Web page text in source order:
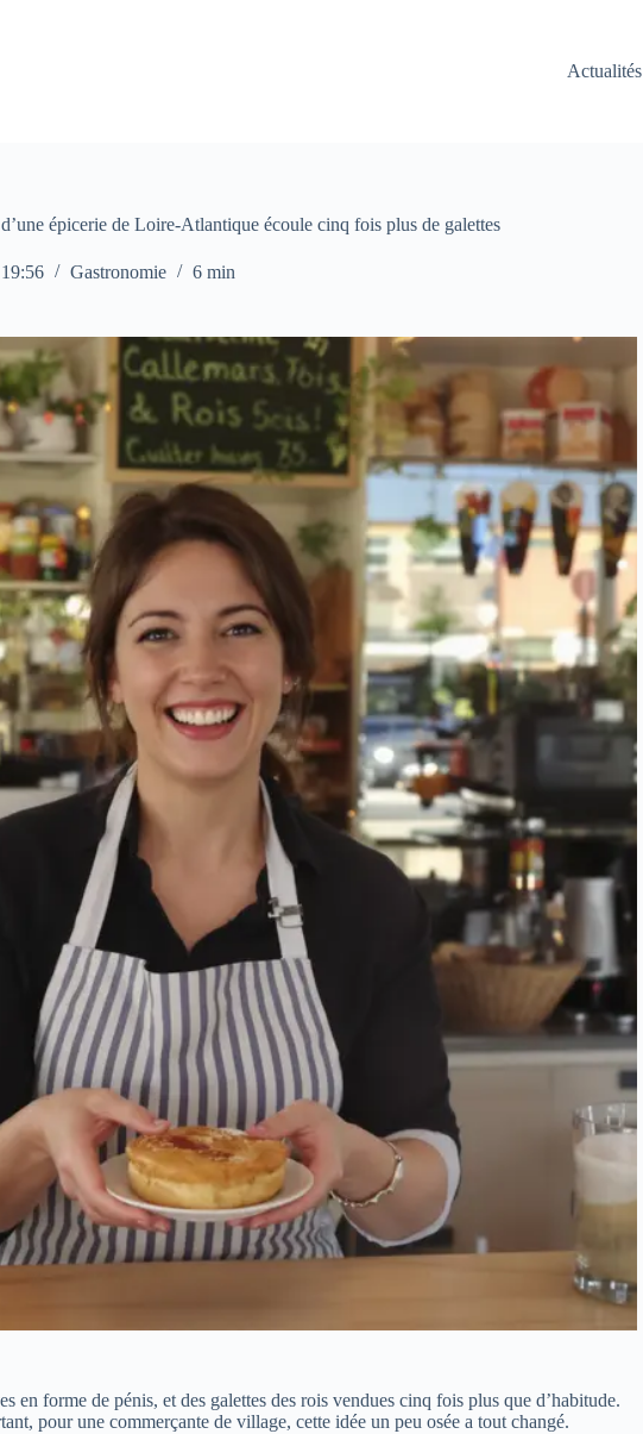
Actualités
épicerie de Loire-Atlantique écoule cinq fois plus de galettes
Gastronomie 6 min
en forme de pénis, et des galettes des rois vendues cinq fois plus que d’habitude.
pour une commerçante de village, cette idée un peu osée a tout changé.